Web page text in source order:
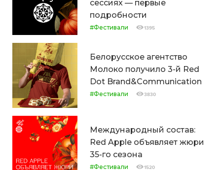
сессиях — первые
подробности
#Фестивали 1395
Белорусское агентство
Молоко получило 3-й Red
Dot Brand&Communication
#Фестивали 3830
Международный состав:
Red Apple объявляет жюри
35-го сезона
#Фестивали 1520